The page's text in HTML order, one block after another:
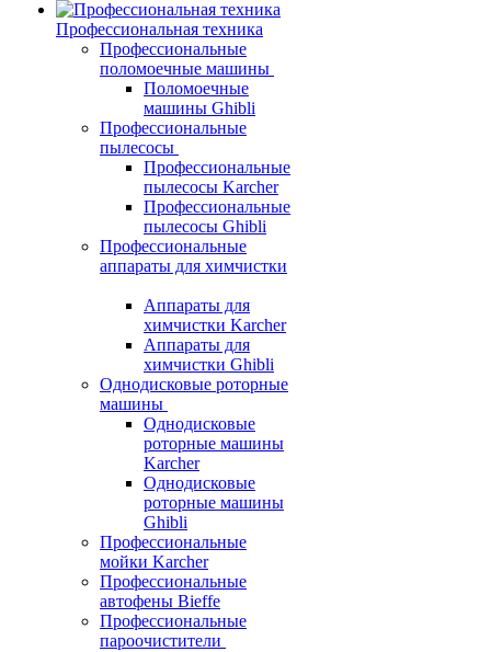
Профессиональная техника
Профессиональные
поломоечные машины
Поломоечные
машины Ghibli
Профессиональные
пылесосы
Профессиональные
пылесосы Karcher
Профессиональные
пылесосы Ghibli
Профессиональные
аппараты для химчистки
Аппараты для
химчистки Karcher
Аппараты для
химчистки Ghibli
Однодисковые роторные
машины
Однодисковые
роторные машины
Karcher
Однодисковые
роторные машины
Ghibli
Профессиональные
мойки Karcher
Профессиональные
автофены Bieffe
Профессиональные
пароочистители